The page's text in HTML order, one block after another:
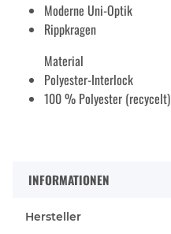
Moderne Uni-Optik
Rippkragen
Material
Polyester-Interlock
100 % Polyester (recycelt)
INFORMATIONEN
Hersteller